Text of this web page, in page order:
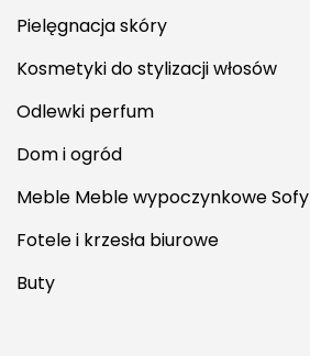
Pielęgnacja skóry
Kosmetyki do stylizacji włosów
Odlewki perfum
Dom i ogród
Meble Meble wypoczynkowe Sofy
Fotele i krzesła biurowe
Buty